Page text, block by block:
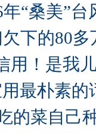
“桑美”
下的80
用！是我
最朴素
的菜自己